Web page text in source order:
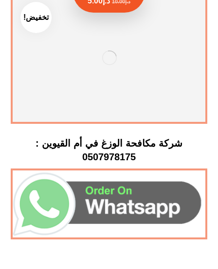
تخفيض!
شركة مكافحة الوزغ في أم القيوين :
0507978175
د.إ10.00